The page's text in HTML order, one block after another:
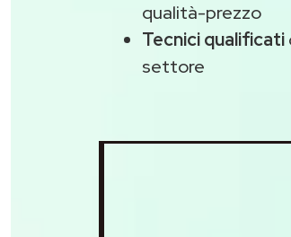
qualità-prezzo
Tecnici qualificati
settore